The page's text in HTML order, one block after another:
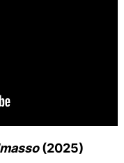
(2025)